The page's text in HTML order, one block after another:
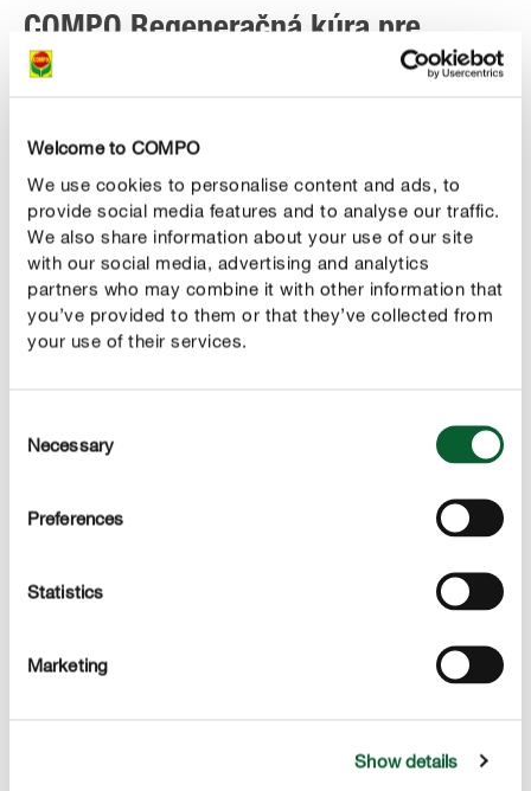
Welcome to COMPO
We use cookies to personalise content and ads, to
provide social media features and to analyse our traffic.
We also share information about your use of our site
with our social media, advertising and analytics
partners who may combine it with other information that
you’ve provided to them or that they’ve collected from
your use of their services.
Selection
Necessary
Preferences
Statistics
Marketing
Show details
COMPO Regeneračná kúra pre
orchidey
ZAKÚPIŤ ONLINE
jednoduchá a spoľahlivá starostlivosť až na 4 týždne
regeneruje oslabené rastliny
jemný účinok pre bohatšie kvitnutie a silnejšie listy